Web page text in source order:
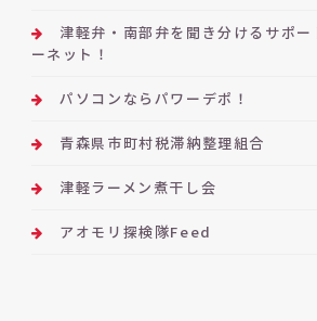
津軽弁・南部弁を聞き分けるサポ
ーネット！
パソコンならパワーデポ！
青森県市町村税滞納整理組合
津軽ラーメン煮干し会
アオモリ探検隊Feed